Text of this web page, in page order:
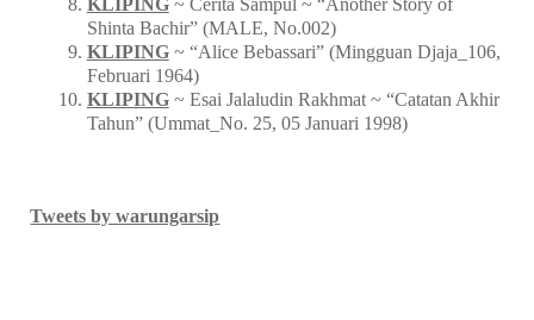
Shinta Bachir” (MALE, No.002)
KLIPING~ “Alice Bebassari” (Mingguan Djaja_106,
Februari 1964)
KLIPING~ Esai Jalaludin Rakhmat ~ “Catatan Akhir
Tahun” (Ummat_No. 25, 05 Januari 1998)
Tweets by warungarsip